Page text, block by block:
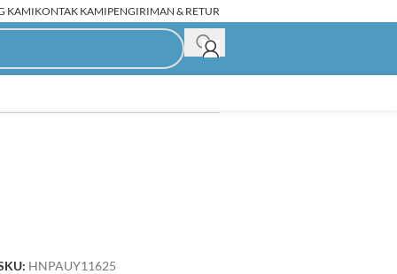
KAMIKONTAK KAMIPENGIRIMAN & RETUR
HNPAUY11625